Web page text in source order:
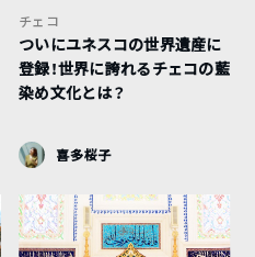
チェコ
ついにユネスコの世界遺産に
登録！世界に誇れるチェコの藍
染め文化とは？
喜多桜子